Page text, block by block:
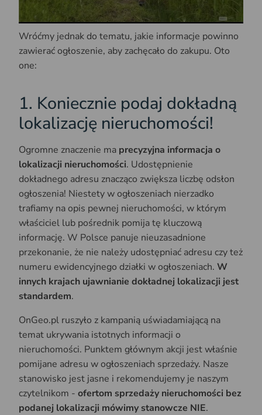
Wróćmy jednak do tematu, jakie informacje powinno
zawierać ogłoszenie, aby zachęcało do zakupu. Oto
one:
1. Koniecznie podaj dokładną
lokalizację nieruchomości!
Ogromne znaczenie ma precyzyjna informacja o
lokalizacji nieruchomości. Udostępnienie
dokładnego adresu znacząco zwiększa liczbę odsłon
ogłoszenia! Niestety w ogłoszeniach nierzadko
trafiamy na opis pewnej nieruchomości, w którym
właściciel lub pośrednik pomija tę kluczową
informację. W Polsce panuje nieuzasadnione
przekonanie, że nie należy udostępniać adresu czy też
numeru ewidencyjnego działki w ogłoszeniach. W
innych krajach ujawnianie dokładnej lokalizacji jest
standardem.
OnGeo.pl ruszyło z kampanią uświadamiającą na
temat ukrywania istotnych informacji o
nieruchomości. Punktem głównym akcji jest właśnie
pomijane adresu w ogłoszeniach sprzedaży. Nasze
stanowisko jest jasne i rekomendujemy je naszym
czytelnikom - ofertom sprzedaży nieruchomości bez
podanej lokalizacji mówimy stanowcze NIE.